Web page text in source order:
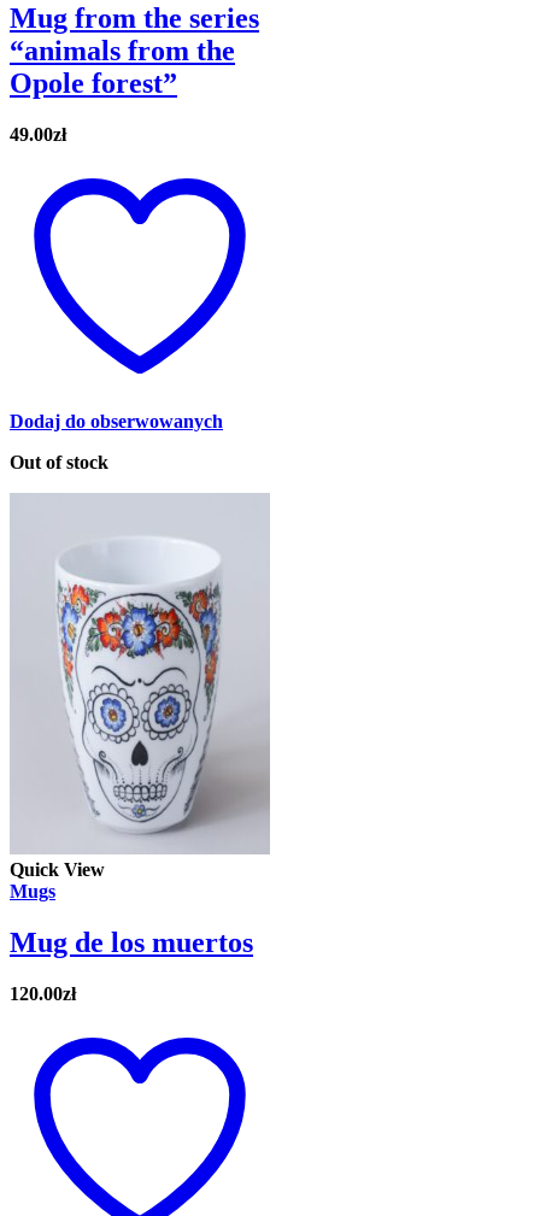
Mug from the series
“animals from the
Opole forest”
49.00zł
Dodaj do obserwowanych
Out of stock
Quick View
Mugs
Mug de los muertos
120.00zł